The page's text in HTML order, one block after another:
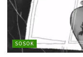
SOSOK